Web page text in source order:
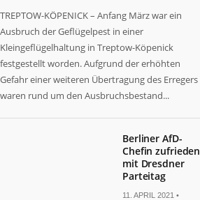
TREPTOW-KÖPENICK – Anfang März war ein
Ausbruch der Geflügelpest in einer
Kleingeflügelhaltung in Treptow-Köpenick
festgestellt worden. Aufgrund der erhöhten
Gefahr einer weiteren Übertragung des Erregers
waren rund um den Ausbruchsbestand...
Berliner AfD-
Chefin zufrieden
mit Dresdner
Parteitag
11. APRIL 2021 •